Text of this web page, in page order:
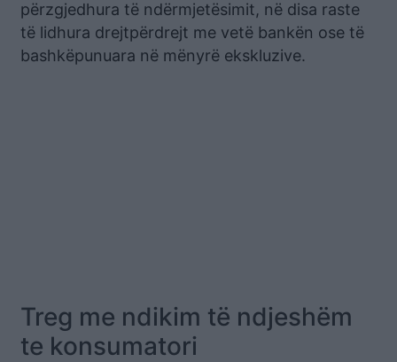
përzgjedhura të ndërmjetësimit, në disa raste
të lidhura drejtpërdrejt me vetë bankën ose të
bashkëpunuara në mënyrë ekskluzive.
Treg me ndikim të ndjeshëm
te konsumatori